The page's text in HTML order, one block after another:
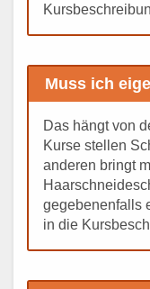
Muss ich
Das hängt von
Kurse stellen
anderen bringt
gegebenenfalls
in die